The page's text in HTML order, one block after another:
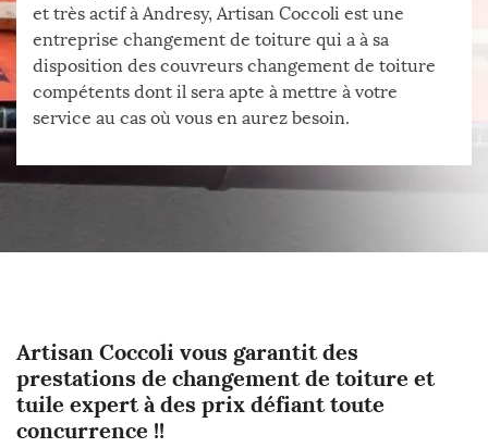
et très actif à Andresy, Artisan Coccoli est une
entreprise changement de toiture qui a à sa
disposition des couvreurs changement de toiture
compétents dont il sera apte à mettre à votre
service au cas où vous en aurez besoin.
Artisan Coccoli vous garantit des
prestations de changement de toiture et
tuile expert à des prix défiant toute
concurrence !!